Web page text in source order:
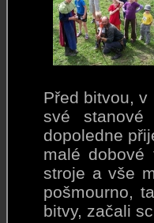
Před bitvou,
své
dopoledne
malé
stroje a vše
pošmourno,
bitvy, začali